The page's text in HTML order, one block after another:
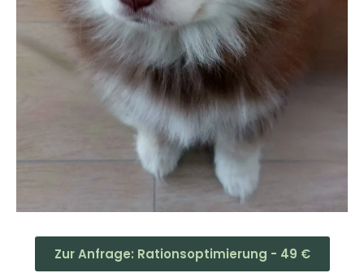
Zur Anfrage: Rationsoptimierung - 49 €